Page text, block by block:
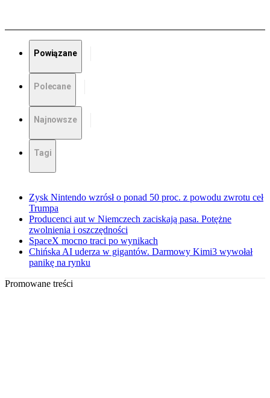
Powiązane
Polecane
Najnowsze
Tagi
Zysk Nintendo wzrósł o ponad 50 proc. z powodu zwrotu ceł
Trumpa
Producenci aut w Niemczech zaciskają pasa. Potężne
zwolnienia i oszczędności
SpaceX mocno traci po wynikach
Chińska AI uderza w gigantów. Darmowy Kimi3 wywołał
panikę na rynku
Promowane treści